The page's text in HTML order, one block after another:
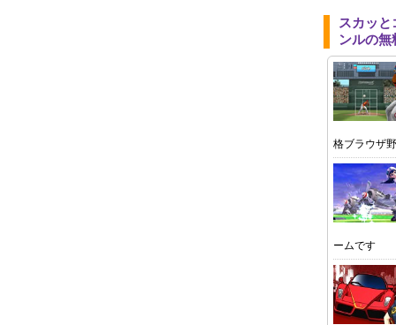
スカッ
ンルの無
格ブラウザ
ームです